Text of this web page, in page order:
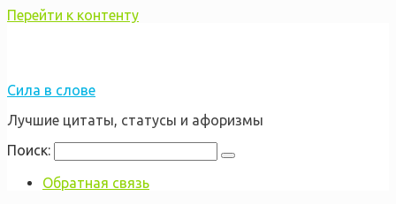
Перейти к контенту
Сила в слове
Лучшие цитаты, статусы и афоризмы
Поиск:
Обратная связь